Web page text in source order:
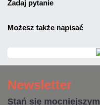
zadaj pytanie
możesz także napisać
Newsletter
Stań się mocniejszym